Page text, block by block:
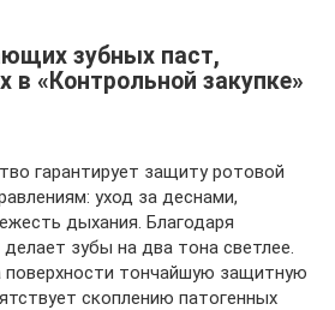
зубных паст,
в «Контрольной закупке»
гарантирует защиту ротовой
уход за деснами,
дыхания. Благодаря
зубы на два тона светлее.
тончайшую защитную
скоплению патогенных